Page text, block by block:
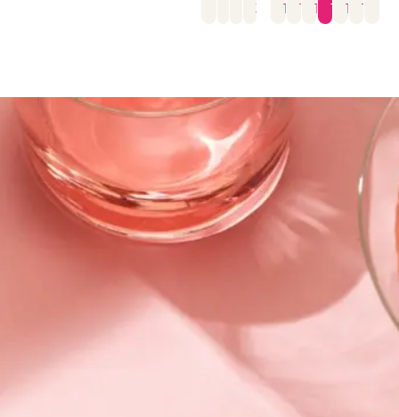
3 12 13 14 15 16 17 →